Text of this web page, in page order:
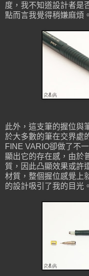
度，我不知道設計者是
點而言我覺得稍嫌麻煩。
此外，這支筆的握位與
於大多數的筆在交界處
FINE VARIO卻做了不
顯出它的存在感，由於
質，因此凸顯效果或許
材質，整個握位感覺上
的設計吸引了我的目光。